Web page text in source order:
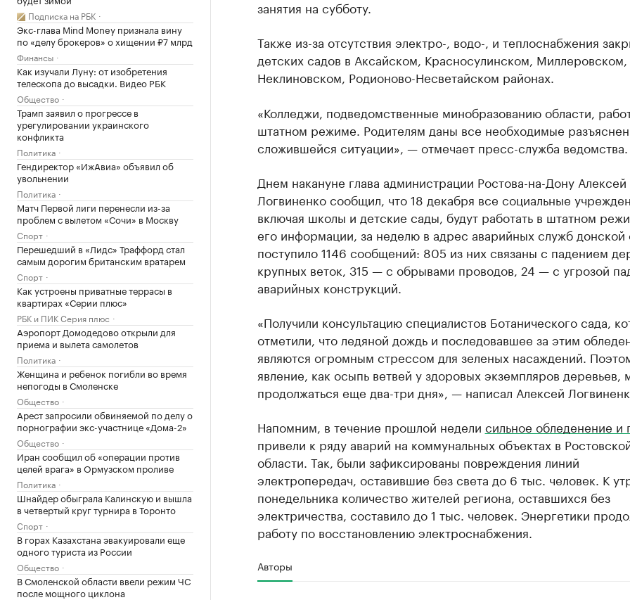
Подписка на РБК
Экс-глава Mind Money признала вину
по «делу брокеров» о хищении ₽7 млрд
Финансы
Как изучали Луну: от изобретения
телескопа до высадки. Видео РБК
Общество
Трамп заявил о прогрессе в
урегулировании украинского
конфликта
Политика
Гендиректор «ИжАвиа» объявил об
увольнении
Политика
Матч Первой лиги перенесли из-за
проблем с вылетом «Сочи» в Москву
Спорт
Перешедший в «Лидс» Траффорд стал
самым дорогим британским вратарем
Спорт
Как устроены приватные террасы в
квартирах «Серии плюс»
РБК и ПИК Серия плюс
Аэропорт Домодедово открыли для
приема и вылета самолетов
Политика
Женщина и ребенок погибли во время
непогоды в Смоленске
Общество
Арест запросили обвиняемой по делу о
порнографии экс-участнице «Дома-2»
Общество
Иран сообщил об «операции против
целей врага» в Ормузском проливе
Политика
Шнайдер обыграла Калинскую и вышла
в четвертый круг турнира в Торонто
Спорт
В горах Казахстана эвакуировали еще
одного туриста из России
Общество
В Смоленской области ввели режим ЧС
после мощного циклона
занятия на субботу.
Также из-за отсутствия электро-, водо-, и теплоснабжения
детских садов в Аксайском, Красносулинском, Миллеровском,
Неклиновском, Родионово-Несветайском районах.
«Колледжи, подведомственные минобразованию области,
штатном режиме. Родителям даны все необходимые
сложившейся ситуации», — отмечает пресс-служба ведомства.
Днем накануне глава администрации Ростова-на-Дону Алексей
Логвиненко сообщил, что 18 декабря все социальные
включая школы и детские сады, будут работать в штатном
его информации, за неделю в адрес аварийных служб донской
поступило 1146 сообщений: 805 из них связаны с падением
крупных веток, 315 — с обрывами проводов, 24 — с угрозой
аварийных конструкций.
«Получили консультацию специалистов Ботанического сада,
отметили, что ледяной дождь и последовавшее за этим
являются огромным стрессом для зеленых насаждений.
явление, как осыпь ветвей у здоровых экземпляров деревьев,
продолжаться еще два-три дня», — написал Алексей
Напомним, в течение прошлой недели сильное обледенение и
привели к ряду аварий на коммунальных объектах в
области. Так, были зафиксированы повреждения линий
электропередач, оставившие без света до 6 тыс. человек. К
понедельника количество жителей региона, оставшихся без
электричества, составило до 1 тыс. человек. Энергетики
работу по восстановлению электроснабжения.
Авторы